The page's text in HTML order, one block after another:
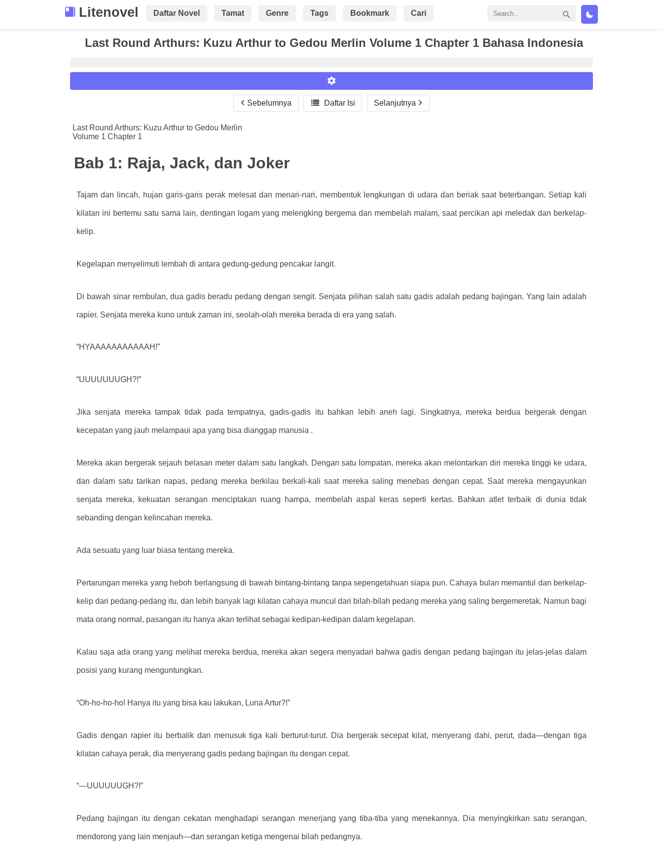
Litenovel Daftar Novel Tamat Genre Tags Bookmark Cari
Last Round Arthurs: Kuzu Arthur to Gedou Merlin Volume 1 Chapter 1 Bahasa Indonesia
Font :
Titillium Web
Size :
Sebelumnya  Daftar Isi Selanjutnya
Last Round Arthurs: Kuzu Arthur to Gedou Merlin
Volume 1 Chapter 1
Bab 1: Raja, Jack, dan Joker
Tajam dan lincah, hujan garis-garis perak melesat dan menari-nari, membentuk lengkungan di udara dan beriak saat beterbangan. Setiap kali
kilatan ini bertemu satu sama lain, dentingan logam yang melengking bergema dan membelah malam, saat percikan api meledak dan berkelap-
kelip.
Kegelapan menyelimuti lembah di antara gedung-gedung pencakar langit.
Di bawah sinar rembulan, dua gadis beradu pedang dengan sengit. Senjata pilihan salah satu gadis adalah pedang bajingan. Yang lain adalah
rapier. Senjata mereka kuno untuk zaman ini, seolah-olah mereka berada di era yang salah.
“HYAAAAAAAAAAAH!”
“UUUUUUUGH?!”
Jika senjata mereka tampak tidak pada tempatnya, gadis-gadis itu bahkan lebih aneh lagi. Singkatnya, mereka berdua bergerak dengan
kecepatan yang jauh melampaui apa yang bisa dianggap manusia .
Mereka akan bergerak sejauh belasan meter dalam satu langkah. Dengan satu lompatan, mereka akan melontarkan diri mereka tinggi ke udara,
dan dalam satu tarikan napas, pedang mereka berkilau berkali-kali saat mereka saling menebas dengan cepat. Saat mereka mengayunkan
senjata mereka, kekuatan serangan menciptakan ruang hampa, membelah aspal keras seperti kertas. Bahkan atlet terbaik di dunia tidak
sebanding dengan kelincahan mereka.
Ada sesuatu yang luar biasa tentang mereka.
Pertarungan mereka yang heboh berlangsung di bawah bintang-bintang tanpa sepengetahuan siapa pun. Cahaya bulan memantul dan berkelap-
kelip dari pedang-pedang itu, dan lebih banyak lagi kilatan cahaya muncul dari bilah-bilah pedang mereka yang saling bergemeretak. Namun bagi
mata orang normal, pasangan itu hanya akan terlihat sebagai kedipan-kedipan dalam kegelapan.
Kalau saja ada orang yang melihat mereka berdua, mereka akan segera menyadari bahwa gadis dengan pedang bajingan itu jelas-jelas dalam
posisi yang kurang menguntungkan.
“Oh-ho-ho-ho! Hanya itu yang bisa kau lakukan, Luna Artur?!”
Gadis dengan rapier itu berbalik dan menusuk tiga kali berturut-turut. Dia bergerak secepat kilat, menyerang dahi, perut, dada—dengan tiga
kilatan cahaya perak, dia menyerang gadis pedang bajingan itu dengan cepat.
“—UUUUUUGH?!”
Pedang bajingan itu dengan cekatan menghadapi serangan menerjang yang tiba-tiba yang menekannya. Dia menyingkirkan satu serangan,
mendorong yang lain menjauh—dan serangan ketiga mengenai bilah pedangnya.